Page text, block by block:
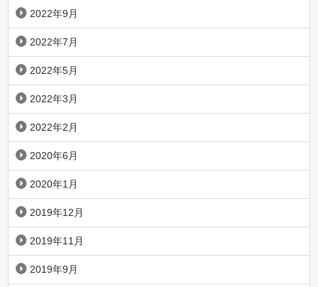
2022年9月
2022年7月
2022年5月
2022年3月
2022年2月
2020年6月
2020年1月
2019年12月
2019年11月
2019年9月